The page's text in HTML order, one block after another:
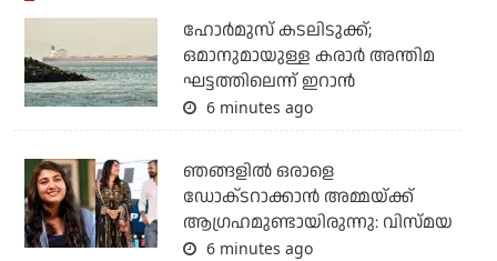
ഹോര്‍മുസ് കടലിടുക്ക്;
ഒമാനുമായുള്ള കരാര്‍ അന്തിമ
ഘട്ടത്തിലെന്ന് ഇറാന്‍
6 minutes ago
ഞങ്ങളിൽ ഒരാളെ
ഡോക്‌ടറാക്കാൻ അമ്മയ്ക്ക്
ആഗ്രഹമുണ്ടായിരുന്നു: വിസ്മയ
6 minutes ago